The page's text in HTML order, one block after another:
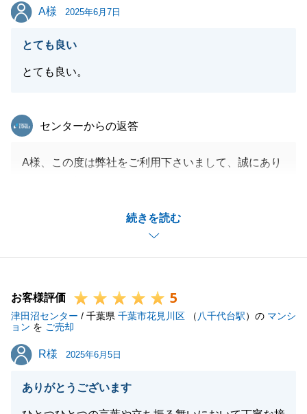
A様
A様 2025年6月7日
とても良い
とても良い。
続きを読む
東急リバブル
センターからの返答
A様、この度は弊社をご利用下さいまして、誠にあり
かげで、無事お取引を終えることができました。
改めて御礼申し上げます。
また何かお力になれる事がございましたら、お申しつ
今後とも、よろしくお願い申し上げます。
お客様評価 5
津田沼センター / 千葉県 千葉市花見川区 （ 八千代台駅）の マンシ
ョン を ご売却
R様
R様 2025年6月5日
ありがとうございます